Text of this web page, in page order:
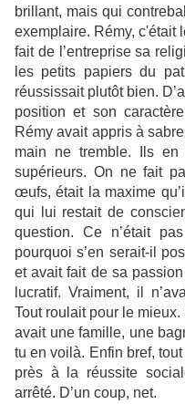
brillant, mais qui
exemplaire. Rémy, c'était
fait de l’entreprise sa
les petits papiers du
réussissait plutôt bien.
position et son
Rémy avait appris à
main ne tremble. Ils
supérieurs. On ne fait
œufs, était la maxime
qui lui restait de
question. Ce n’était
pourquoi s’en serait-il
et avait fait de sa
lucratif. Vraiment, il
Tout roulait pour le mieux.
avait une famille, une
tu en voilà. Enfin bref,
près à la réussite
arrêté. D’un coup, net.